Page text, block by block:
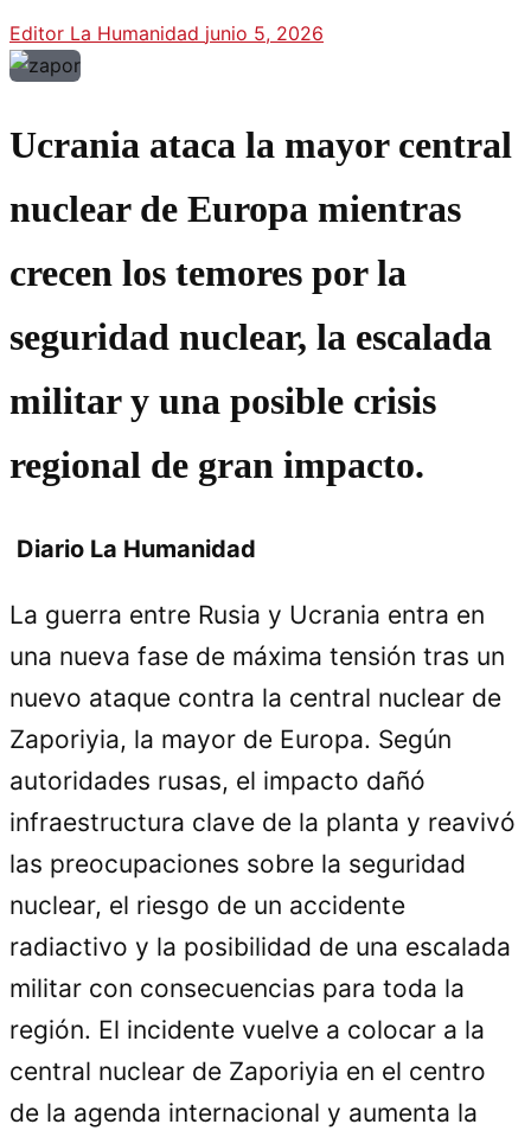
Editor La Humanidad junio 5, 2026
Ucrania ataca la mayor central
nuclear de Europa mientras
crecen los temores por la
seguridad nuclear, la escalada
militar y una posible crisis
regional de gran impacto.
Diario La Humanidad
La guerra entre Rusia y Ucrania entra en
una nueva fase de máxima tensión tras un
nuevo ataque contra la central nuclear de
Zaporiyia, la mayor de Europa. Según
autoridades rusas, el impacto dañó
infraestructura clave de la planta y reavivó
las preocupaciones sobre la seguridad
nuclear, el riesgo de un accidente
radiactivo y la posibilidad de una escalada
militar con consecuencias para toda la
región. El incidente vuelve a colocar a la
central nuclear de Zaporiyia en el centro
de la agenda internacional y aumenta la